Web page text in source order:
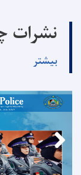
نشرات
بیشتر